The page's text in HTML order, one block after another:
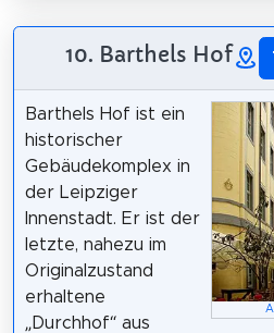
10. Barthels Hof
Barthels Hof ist ein
historischer
Gebäudekomplex in
der Leipziger
Innenstadt. Er ist der
letzte, nahezu im
Originalzustand
erhaltene
„Durchhof“ aus